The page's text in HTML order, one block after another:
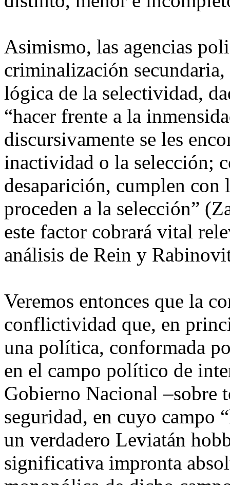
Asimismo, las agencias
criminalización
lógica de la selectividad,
“hacer frente a la
discursivamente se les
inactividad o la selección;
desaparición, cumplen con
proceden a la selección”
este factor cobrará vital
análisis de Rein y
Veremos entonces que la
conflictividad que, en
una política, conformada
en el campo político de
Gobierno Nacional –sobre
seguridad, en cuyo
un verdadero Leviatán
significativa impronta